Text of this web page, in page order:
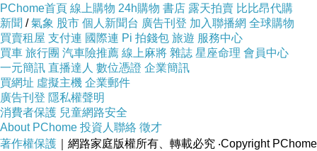
PChome首頁 線上購物 24h購物 書店 露天拍賣 比比昂代購
新聞 /氣象 股市 個人新聞台 廣告刊登 加入聯播網 全球購物
買賣租屋 支付連 國際連 Pi 拍錢包 旅遊 服務中心
買車 旅行團 汽車險推薦 線上麻將 雜誌 星座命理 會員中心
一元簡訊 直播達人 數位憑證 企業簡訊
買網址 虛擬主機 企業郵件
廣告刊登 隱私權聲明
消費者保護 兒童網路安全
About PChome 投資人聯絡 徵才
著作權保護 ｜網路家庭版權所有、轉載必究 ‧Copyright PChome